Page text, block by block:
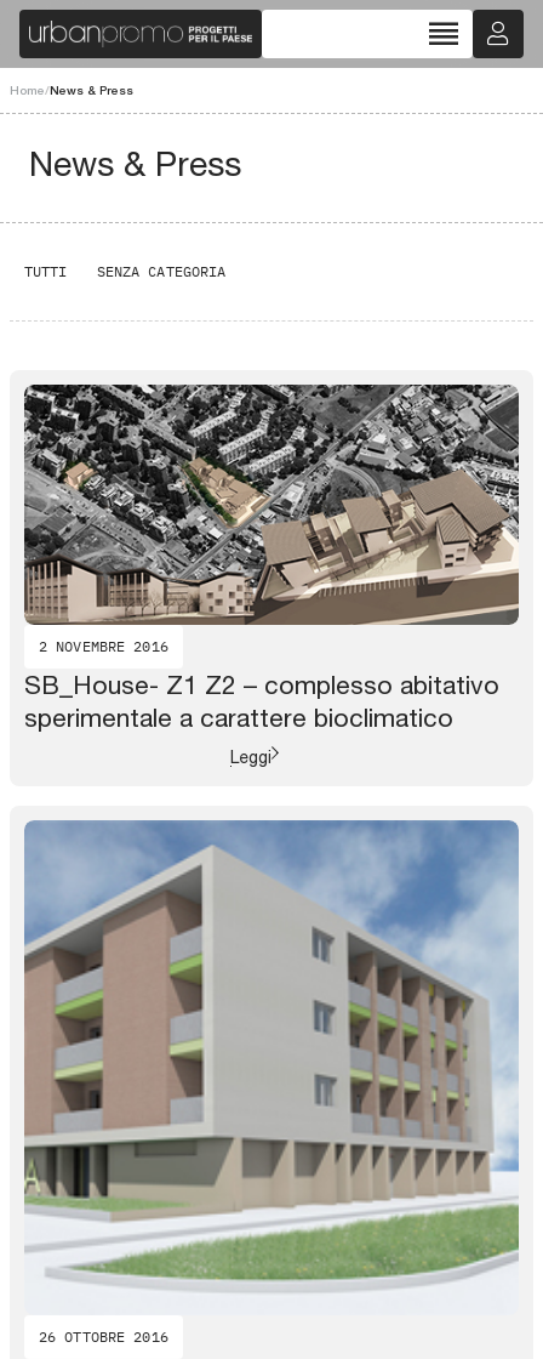
reorder
Home/News & Press
News & Press
TUTTI SENZA CATEGORIA
2 NOVEMBRE 2016
SB_House- Z1 Z2 – complesso abitativo
sperimentale a carattere bioclimatico
Leggi
26 OTTOBRE 2016